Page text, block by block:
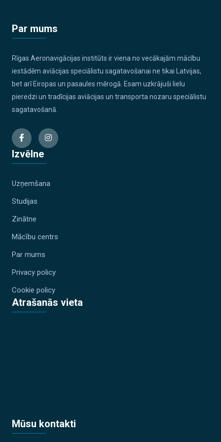
Par mums
Rīgas Aeronavigācijas institūts ir viena no vecākajām mācību
iestādēm aviācijas speciālistu sagatavošanai ne tikai Latvijas,
bet arī Eiropas un pasaules mērogā. Esam uzkrājuši lielu
pieredzi un tradīcijas aviācijas un transporta nozaru speciālistu
sagatavošanā.
Izvēlne
Uzņemšana
Studijas
Zinātne
Mācību centrs
Par mums
Privacy policy
Cookie policy
Atrašanās vieta
Mūsu kontakti